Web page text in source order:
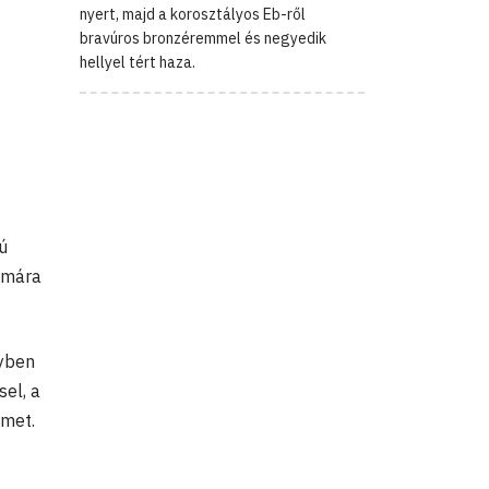
a
nyert, majd a korosztályos Eb-ről
bravúros bronzéremmel és negyedik
hellyel tért haza.